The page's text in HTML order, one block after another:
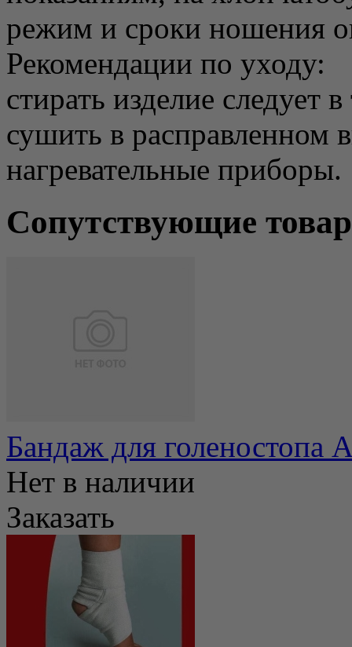
режим и сроки ношения
Рекомендации по уходу:
стирать изделие следует
сушить в расправленном
нагревательные приборы.
Сопутствующие
Бандаж для голеностопа
Нет в наличии
Заказать